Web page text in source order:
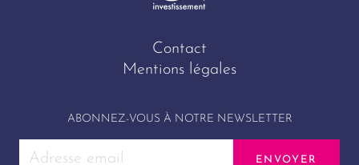
Contact
Mentions légales
ABONNEZ-VOUS À NOTRE NEWSLETTER